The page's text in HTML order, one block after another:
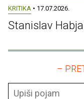
KRITIKA • 17.07.2026.
Stanislav
–